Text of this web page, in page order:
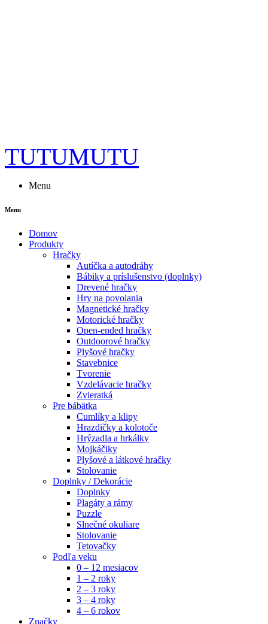
TUTUMUTU
Menu
Menu
Domov
Produkty
Hračky
Autíčka a autodráhy
Bábiky a príslušenstvo (doplnky)
Drevené hračky
Hry na povolania
Magnetické hračky
Motorické hračky
Open-ended hračky
Outdoorové hračky
Plyšové hračky
Stavebnice
Tvorenie
Vzdelávacie hračky
Zvieratká
Pre bábätka
Cumlíky a klipy
Hrazdičky a kolotoče
Hrýzadla a hrkálky
Mojkáčiky
Plyšové a látkové hračky
Stolovanie
Doplnky / Dekorácie
Doplnky
Plagáty a rámy
Puzzle
Slnečné okuliare
Stolovanie
Tetovačky
Podľa veku
0 – 12 mesiacov
1 – 2 roky
2 – 3 roky
3 – 4 roky
4 – 6 rokov
Značky